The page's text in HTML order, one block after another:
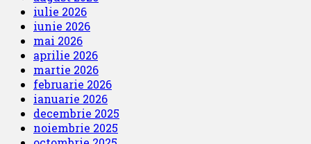
iulie 2026
iunie 2026
mai 2026
aprilie 2026
martie 2026
februarie 2026
ianuarie 2026
decembrie 2025
noiembrie 2025